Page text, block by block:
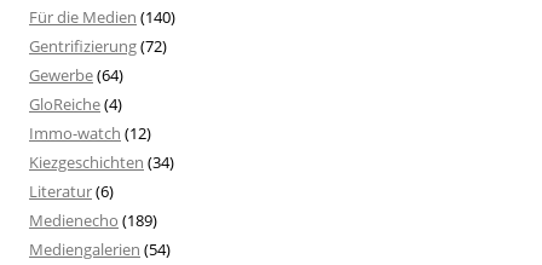
Für die Medien (140)
Gentrifizierung(72)
Gewerbe(64)
GloReiche(4)
Immo-watch (12)
Kiezgeschichten (34)
Literatur(6)
Medienecho (189)
Mediengalerien (54)